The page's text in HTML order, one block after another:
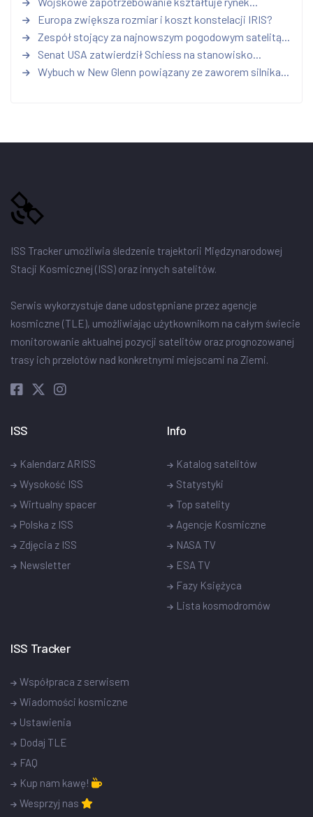
Europa zwiększa rozmiar i koszt konstelacji IRIS?
Zespół stojący za najnowszym pogodowym satelitą...
Senat USA zatwierdził Schiess na stanowisko...
Wybuch w New Glenn powiązany ze zaworem silnika...
ISS Tracker umożliwia śledzenie trajektorii Międzynarodowej
Stacji Kosmicznej (ISS) oraz innych satelitów.
Serwis wykorzystuje dane udostępniane przez agencje
kosmiczne (TLE), umożliwiając użytkownikom na całym świecie
monitorowanie aktualnej pozycji satelitów oraz prognozowanej
trasy ich przelotów nad konkretnymi miejscami na Ziemi.
ISS
Kalendarz ARISS
Wysokość ISS
Wirtualny spacer
Polska z ISS
Zdjęcia z ISS
Newsletter
Info
Katalog satelitów
Statystyki
Top satelity
Agencje Kosmiczne
NASA TV
ESA TV
Fazy Księżyca
Lista kosmodromów
ISS Tracker
Współpraca z serwisem
Wiadomości kosmiczne
Ustawienia
Dodaj TLE
FAQ
Kup nam kawę!
Wesprzyj nas